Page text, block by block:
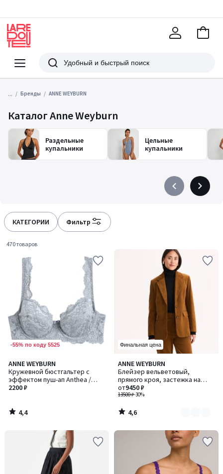
Меню
Redoute
Поиск
В
... Бренды ANNE WEYBURN
Каталог Anne Weyburn
Раздельные
купальники
Цельные
купальники
PrécédentSuivant
КАТЕГОРИИ Фильтр
470 товаров
-55% по коду 5525
ANNE WEYBURN
Кружевной бюстгальтер с
эффектом пуш-ап Anthea /
Антеа
2200 ₽
4,4
/ 5
4,4
/
Финальная цена
ANNE WEYBURN
Блейзер вельветовый,
прямого кроя, застежка на
пуговицах
13500 ₽-30%
от9450 ₽
4,6
/ 5
Количество
цветов:
3
4,6
/